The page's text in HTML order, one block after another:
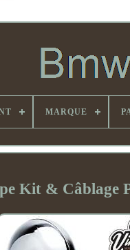
MARQUE
Kit & Câblage